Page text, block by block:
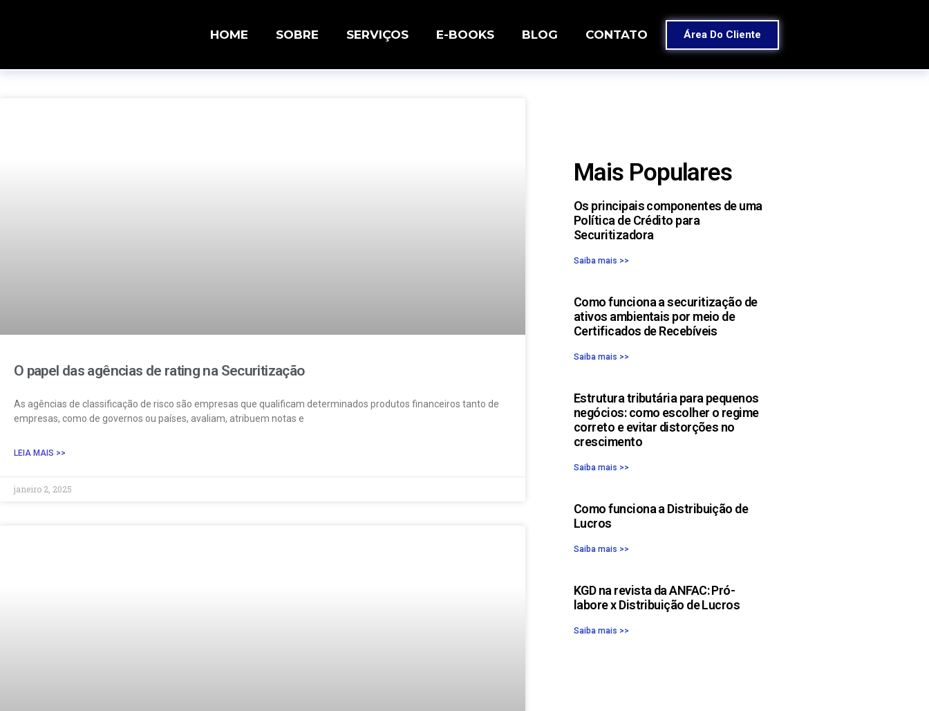
HOME SOBRE SERVIÇOS E-BOOKS BLOG CONTATO Área Do Cliente
O papel das agências de rating na Securitização
As agências de classificação de risco são empresas que qualificam determinados produtos financeiros tanto de
empresas, como de governos ou países, avaliam, atribuem notas e
LEIA MAIS >>
janeiro 2, 2025
Mais Populares
Os principais componentes de uma
Política de Crédito para
Securitizadora
Saiba mais >>
Como funciona a securitização de
ativos ambientais por meio de
Certificados de Recebíveis
Saiba mais >>
Estrutura tributária para pequenos
negócios: como escolher o regime
correto e evitar distorções no
crescimento
Saiba mais >>
Como funciona a Distribuição de
Lucros
Saiba mais >>
KGD na revista da ANFAC: Pró-
labore x Distribuição de Lucros
Saiba mais >>